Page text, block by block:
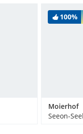
100%
Moierhof
Seeon-